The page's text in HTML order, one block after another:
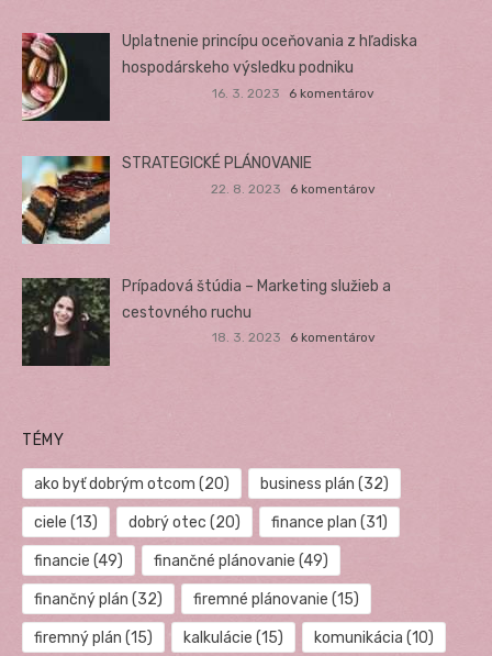
Uplatnenie princípu oceňovania z hľadiska
hospodárskeho výsledku podniku
16. 3. 2023 6 komentárov
STRATEGICKÉ PLÁNOVANIE
22. 8. 2023 6 komentárov
Prípadová štúdia – Marketing služieb a
cestovného ruchu
18. 3. 2023 6 komentárov
TÉMY
ako byť dobrým otcom (20) business plán (32)
ciele (13) dobrý otec (20) finance plan (31)
financie (49) finančné plánovanie (49)
finančný plán (32) firemné plánovanie (15)
firemný plán (15) kalkulácie (15) komunikácia (10)